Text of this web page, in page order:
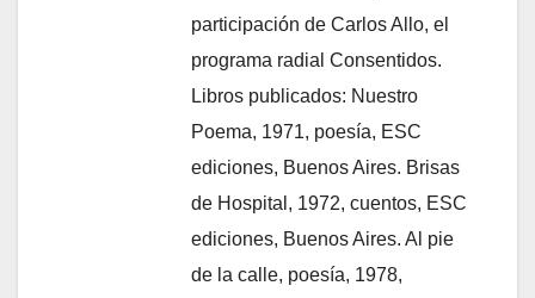
participación de Carlos Allo, el
programa radial Consentidos.
Libros publicados: Nuestro
Poema, 1971, poesía, ESC
ediciones, Buenos Aires. Brisas
de Hospital, 1972, cuentos, ESC
ediciones, Buenos Aires. Al pie
de la calle, poesía, 1978,